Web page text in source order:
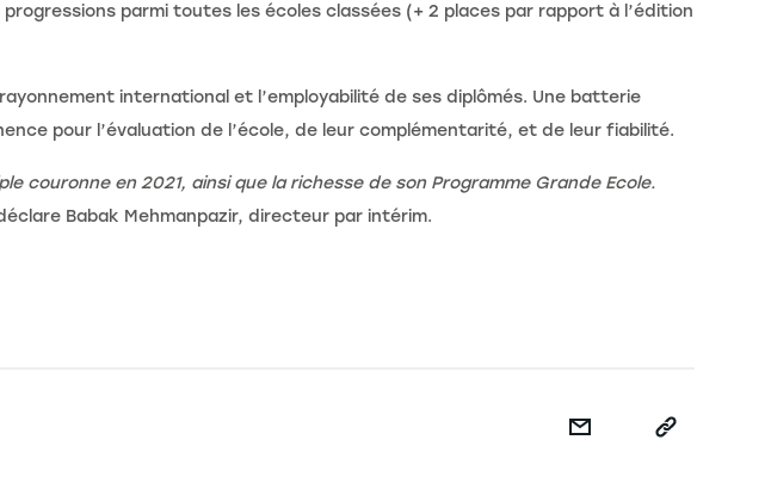
parmi toutes les écoles classées (+ 2 places par rapport à l’édition
international et l’employabilité de ses diplômés. Une batterie
pour l’évaluation de l’école, de leur complémentarité, et de leur fiabilité.
couronne en 2021, ainsi que la richesse de son Programme Grande Ecole.
Babak Mehmanpazir, directeur par intérim.